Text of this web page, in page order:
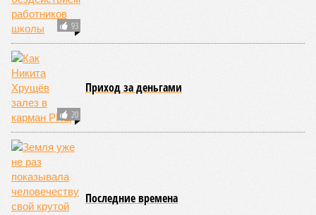
93
20
Приход за деньгами
Последние времена